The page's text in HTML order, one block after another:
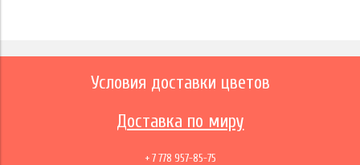
Условия доставки цветов
Доставка по миру
+ 7 778 957-85-75